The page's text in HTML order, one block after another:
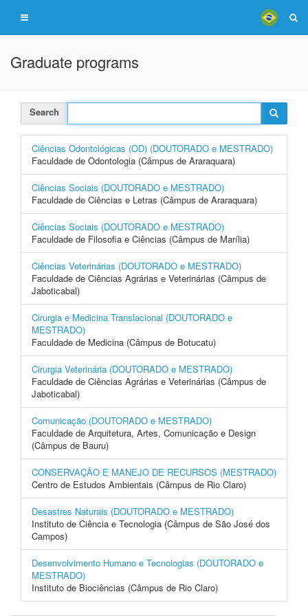
Graduate programs
Search
Ciências Odontológicas (OD) (DOUTORADO e MESTRADO)
Faculdade de Odontologia (Câmpus de Araraquara)
Ciências Sociais (DOUTORADO e MESTRADO)
Faculdade de Ciências e Letras (Câmpus de Araraquara)
Ciências Sociais (DOUTORADO e MESTRADO)
Faculdade de Filosofia e Ciências (Câmpus de Marília)
Ciências Veterinárias (DOUTORADO e MESTRADO)
Faculdade de Ciências Agrárias e Veterinárias (Câmpus de
Jaboticabal)
Cirurgia e Medicina Translacional (DOUTORADO e
MESTRADO)
Faculdade de Medicina (Câmpus de Botucatu)
Cirurgia Veterinária (DOUTORADO e MESTRADO)
Faculdade de Ciências Agrárias e Veterinárias (Câmpus de
Jaboticabal)
Comunicação (DOUTORADO e MESTRADO)
Faculdade de Arquitetura, Artes, Comunicação e Design
(Câmpus de Bauru)
CONSERVAÇÃO E MANEJO DE RECURSOS (MESTRADO)
Centro de Estudos Ambientais (Câmpus de Rio Claro)
Desastres Naturais (DOUTORADO e MESTRADO)
Instituto de Ciência e Tecnologia (Câmpus de São José dos
Campos)
Desenvolvimento Humano e Tecnologias (DOUTORADO e
MESTRADO)
Instituto de Biociências (Câmpus de Rio Claro)